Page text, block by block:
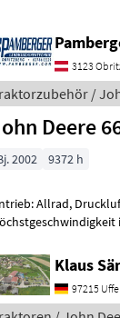
3123
/
Deere
2002 9372 h
Allrad,
Klaus
97215